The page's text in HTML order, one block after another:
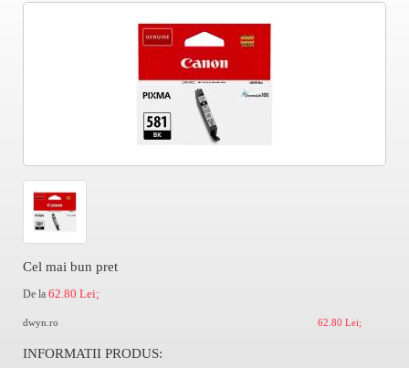
Cel mai bun pret
De la 62.80 Lei;
dwyn.ro 62.80 Lei;
INFORMATII PRODUS: